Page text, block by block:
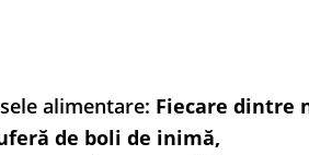
alimentare: Fiecare dintre
de boli de inimă,